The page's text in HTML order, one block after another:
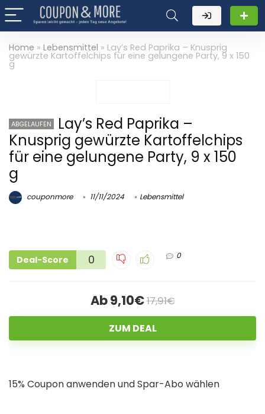
Home » Lebensmittel » Lay’s Red Paprika – Knusprig
gewürzte Kartoffelchips für eine gelungene Party, 9 x 150
g
ABGELAUFEN
Lay’s Red Paprika –
Knusprig gewürzte Kartoffelchips
für eine gelungene Party, 9 x 150
g
couponmore 11/11/2024 Lebensmittel
Deal-Score 0 0
Ab 9,10€17,91€
ZUM DEAL
15% Coupon anwenden und Spar-Abo wählen